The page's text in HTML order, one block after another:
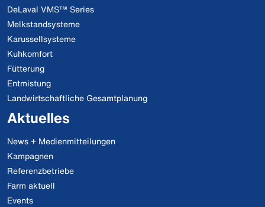
DeLaval VMS™ Series
Melkstandsysteme
Karussellsysteme
Kuhkomfort
Fütterung
Entmistung
Landwirtschaftliche Gesamtplanung
Aktuelles
News + Medienmitteilungen
Kampagnen
Referenzbetriebe
Farm aktuell
Events